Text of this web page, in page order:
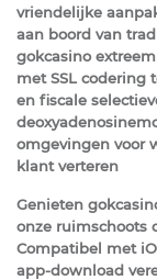
vriendelijke
aan boord van
gokcasino
met SSL codering
en fiscale
omgevingen voor
klant verteren
Genieten
onze ruimschoots
Compatibel met
app-download